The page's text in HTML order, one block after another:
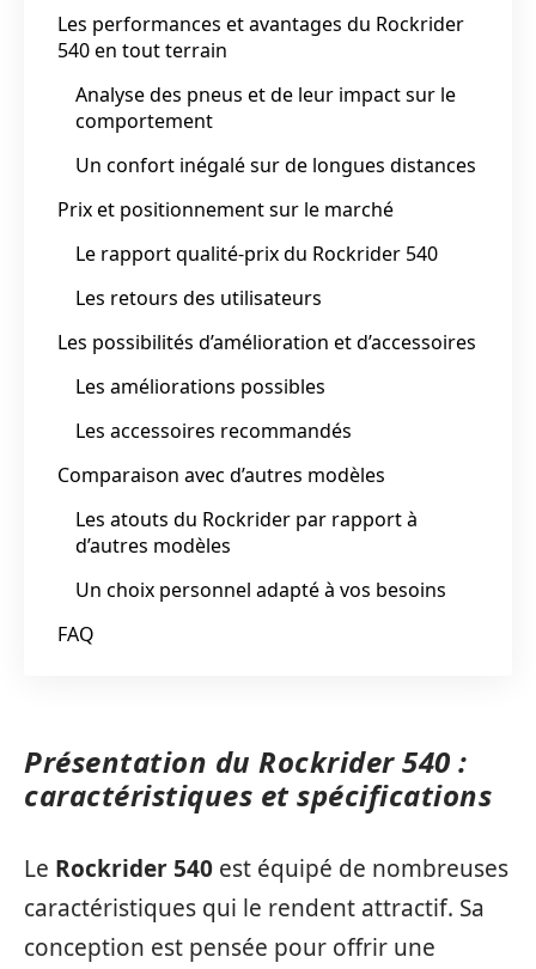
Les performances et avantages du Rockrider
540 en tout terrain
Analyse des pneus et de leur impact sur le
comportement
Un confort inégalé sur de longues distances
Prix et positionnement sur le marché
Le rapport qualité-prix du Rockrider 540
Les retours des utilisateurs
Les possibilités d’amélioration et d’accessoires
Les améliorations possibles
Les accessoires recommandés
Comparaison avec d’autres modèles
Les atouts du Rockrider par rapport à
d’autres modèles
Un choix personnel adapté à vos besoins
FAQ
Présentation du Rockrider 540 :
caractéristiques et spécifications
Le Rockrider 540 est équipé de nombreuses
caractéristiques qui le rendent attractif. Sa
conception est pensée pour offrir une